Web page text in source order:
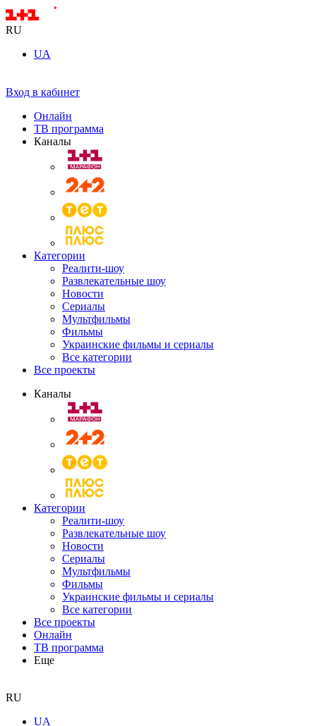
RU
UA
Вход в кабинет
Онлайн
ТВ программа
Каналы
Категории
Реалити-шоу
Развлекательные шоу
Новости
Сериалы
Мультфильмы
Фильмы
Украинские фильмы и сериалы
Все категории
Все проекты
Каналы
Категории
Реалити-шоу
Развлекательные шоу
Новости
Сериалы
Мультфильмы
Фильмы
Украинские фильмы и сериалы
Все категории
Все проекты
Онлайн
ТВ программа
Еще
RU
UA